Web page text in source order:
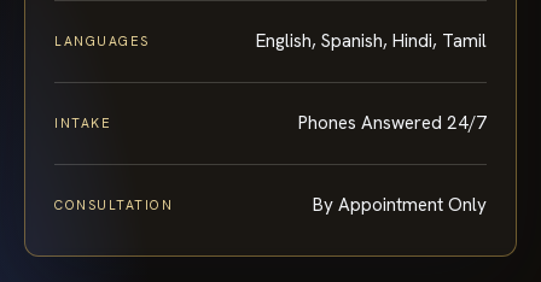
LANGUAGES English, Spanish, Hindi, Tamil
INTAKE Phones Answered 24/7
CONSULTATION By Appointment Only